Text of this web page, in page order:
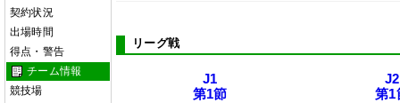
契約状況
出場時間
得点・警告
チーム情報
競技場
リーグ戦
J1
第1節
J2
第1